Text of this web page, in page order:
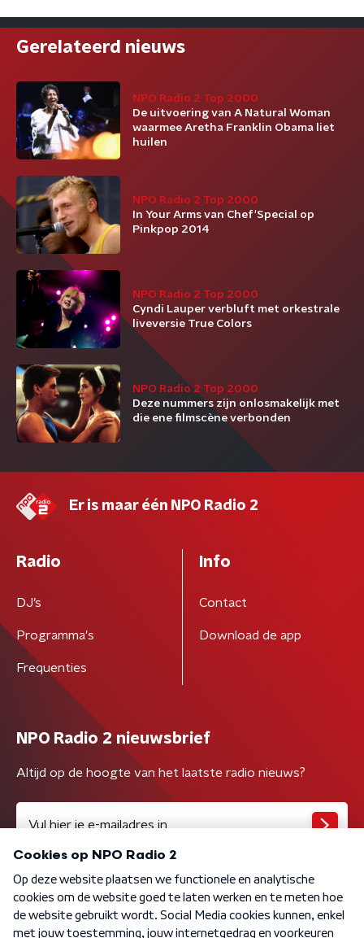
Gerelateerd nieuws
NPO Radio 2 Top 2000
De uitvoering van A Natural Woman
waarmee Aretha Franklin Obama liet
huilen
NPO Radio 2 Top 2000
In Your Arms van Chef'Special op
Pinkpop 2014
NPO Radio 2 Top 2000
Cyndi Lauper verbluft met orkestrale
liveversie True Colors
NPO Radio 2 Top 2000
Deze nummers zijn onlosmakelijk met
die ene filmscène verbonden
Er is maar één NPO Radio 2
Radio
DJ’s
Programma's
Frequenties
Info
Contact
Download de app
NPO Radio 2 nieuwsbrief
Altijd op de hoogte van het laatste radio nieuws?
Algemene voorwaarden